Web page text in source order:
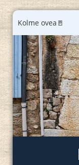
Kolme ovea🚪